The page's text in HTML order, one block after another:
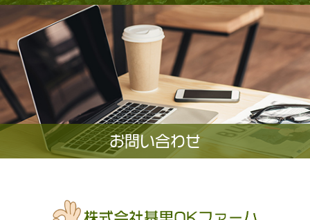
お問い合わせ